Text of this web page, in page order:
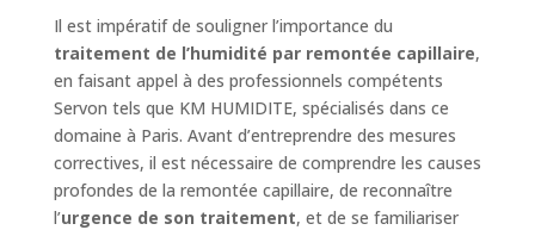
Il est impératif de souligner l’importance du
traitement de l’humidité par remontée capillaire,
en faisant appel à des professionnels compétents
Servon tels que KM HUMIDITE, spécialisés dans ce
domaine à Paris. Avant d’entreprendre des mesures
correctives, il est nécessaire de comprendre les causes
profondes de la remontée capillaire, de reconnaître
l’urgence de son traitement, et de se familiariser